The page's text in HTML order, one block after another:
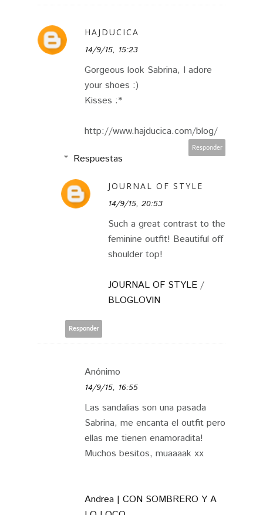
HAJDUCICA
14/9/15, 15:23
Gorgeous look Sabrina, I adore
your shoes :)
Kisses :*
http://www.hajducica.com/blog/
Responder
Respuestas
JOURNAL OF STYLE
14/9/15, 20:53
Such a great contrast to the
feminine outfit! Beautiful off
shoulder top!
JOURNAL OF STYLE /
BLOGLOVIN
Responder
Anónimo
14/9/15, 16:55
Las sandalias son una pasada
Sabrina, me encanta el outfit pero
ellas me tienen enamoradita!
Muchos besitos, muaaaak xx
Andrea | CON SOMBRERO Y A